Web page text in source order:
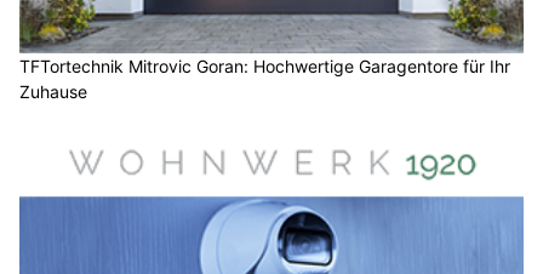
TFTortechnik Mitrovic Goran: Hochwertige Garagentore für Ihr
Zuhause